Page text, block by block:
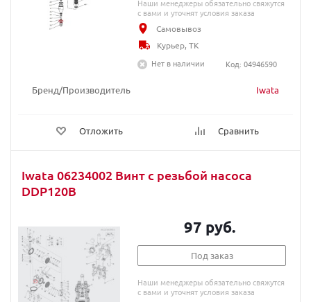
Бренд/Производитель Iwata
Отложить Сравнить
Наши менеджеры обязательно свяжутся
с вами и уточнят условия заказа
Самовывоз
Курьер, ТК
Нет в наличии
Код: 04946590
Iwata 06234002 Винт с резьбой насоса
DDP120B
97 руб.
Под заказ
Наши менеджеры обязательно свяжутся
с вами и уточнят условия заказа